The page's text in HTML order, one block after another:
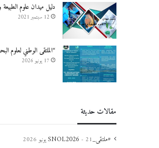
دليل ميدان علوم الطبيعة
12 سبتمبر 2021
“الملتقى الوطني لعلوم
17 يونيو 2026
مقالات حديثة
#ملتقى_SNOL202621 يونيو 2026